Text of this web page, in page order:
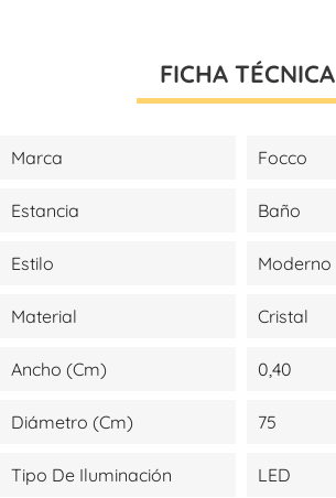
FICHA TÉCNICA
Marca Focco
Estancia Baño
Estilo Moderno
Material Cristal
Ancho (cm) 0,40
Diámetro (cm) 75
Tipo De Iluminación LED